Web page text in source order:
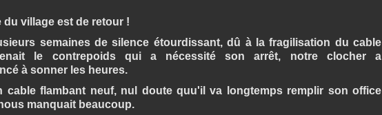
du village est de retour !
semaines de silence étourdissant, dû à la fragilisation du cable
le contrepoids qui a nécessité son arrêt, notre clocher a
à sonner les heures.
cable flambant neuf, nul doute quu'il va longtemps remplir son office
manquait beaucoup.